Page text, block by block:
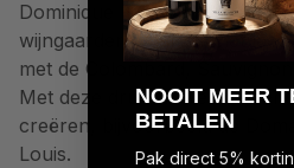
Dominique Ferret, heeft maar
wijngaarden waarvan het
met de Colombard,
Met deze druiven weet hij
creëren, bijvoorbeeld de
Louis.
NOOIT MEER
BETALEN
Pak direct 5%